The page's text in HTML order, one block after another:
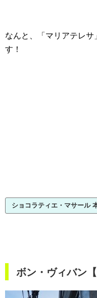
なんと、「マリアテレ
す！
ショコラティエ・マサール
ボン・ヴィバン【